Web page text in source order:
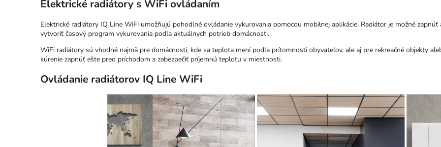
Elektrické radiátory s WiFi ovládaním
Elektrické radiátory IQ Line WiFi umožňujú pohodlné ovládanie vykurovania pomocou mobilnej aplikácie. Radiátor je možné
vytvoriť časový program vykurovania podľa aktuálnych potrieb domácnosti.
WiFi radiátory sú vhodné najmä pre domácnosti, kde sa teplota mení podľa prítomnosti obyvateľov, ale aj pre rekreačné objekty
kúrenie zapnúť ešte pred príchodom a zabezpečiť príjemnú teplotu v miestnosti.
Ovládanie radiátorov IQ Line WiFi